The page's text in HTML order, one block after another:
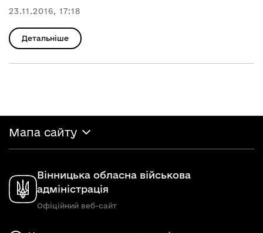
23.11.2016, 17:18
Детальніше
Мапа сайту
Вінницька обласна військова
адміністрація
Офіційний веб-сайт